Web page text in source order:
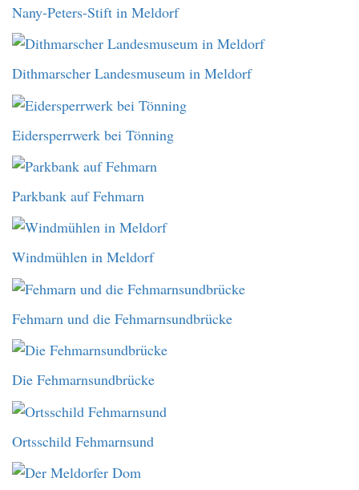
Nany-Peters-Stift in Meldorf
Dithmarscher Landesmuseum in Meldorf
Eidersperrwerk bei Tönning
Parkbank auf Fehmarn
Windmühlen in Meldorf
Fehmarn und die Fehmarnsundbrücke
Die Fehmarnsundbrücke
Ortsschild Fehmarnsund